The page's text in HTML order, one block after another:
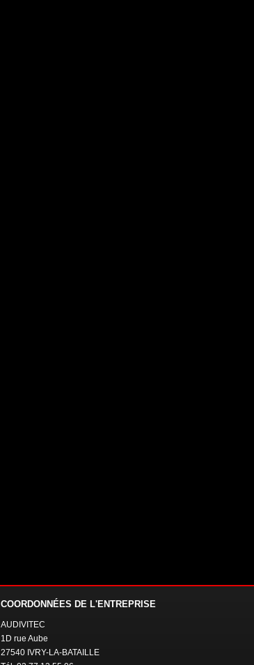
COORDONNÉES DE L'ENTREPRISE
AUDIVITEC
1D rue Aube
27540 IVRY-LA-BATAILLE